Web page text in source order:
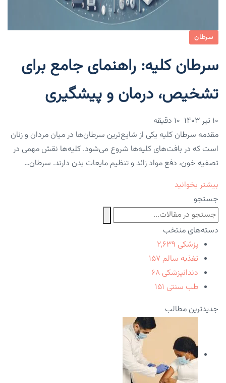
سرطان
سرطان کلیه: راهنمای جامع برای
تشخیص، درمان و پیشگیری
۱۰ تیر ۱۴۰۳
مقدمه سرطان کلیه یکی از شایع‌ترین سرطان‌ها در میان مردان و زنان
است که در بافت‌های کلیه‌ها شروع می‌شود. کلیه‌ها نقش مهمی در
تصفیه خون، دفع مواد زائد و تنظیم مایعات بدن دارند. سرطان…
بیشتر بخوانید
جستجو
دسته‌های منتخب
پزشکی ۲,۶۳۹
تغذیه سالم ۱۵۷
دندانپزشکی ۶۸
طب سنتی ۱۵۱
جدیدترین مطالب